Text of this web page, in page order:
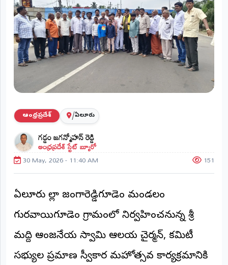
(Live
Radio)
ప్రాంతీయ
వార్తలు
(STATE)
తెలంగాణ
విభాగాలు
(MAIN)
వినోదం
భక్తి
క్రీడలు
జాతీయం
ఆంధ్రప్రదేశ్ /ఏలూరు
గడ్డం జగన్మోహన్ రెడ్డి
ఆంధ్రప్రదేశ్ స్టేట్ బ్యూరో
30 May, 2026 - 11:40 AM 151
ఏలూరు జిల్లా జంగారెడ్డిగూడెం మండలం
గురవాయిగూడెం గ్రామంలో నిర్వహించనున్న శ్రీ
మద్ది ఆంజనేయ స్వామి ఆలయ చైర్మన్, కమిటీ
సభ్యుల ప్రమాణ స్వీకార మహోత్సవ కార్యక్రమానికి